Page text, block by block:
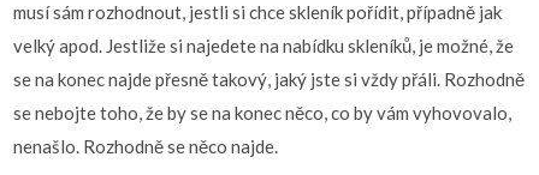
musí sám rozhodnout, jestli si chce skleník pořídit, případně jak
velký apod. Jestliže si najedete na nabídku skleníků, je možné, že
se na konec najde přesně takový, jaký jste si vždy přáli. Rozhodně
se nebojte toho, že by se na konec něco, co by vám vyhovovalo,
nenašlo. Rozhodně se něco najde.